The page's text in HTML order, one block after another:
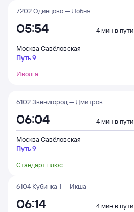
7202 Одинцово — Лобня
05:54 4 мин в пути
Москва Савёловская
Путь 9
Иволга
6102 Звенигород — Дмитров
06:04 4 мин в пути
Москва Савёловская
Путь 9
Стандарт плюс
6104 Кубинка-1 — Икша
06:14 4 мин в пути